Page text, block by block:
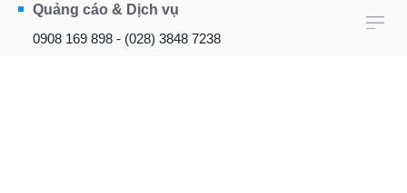
Quảng cáo & Dịch vụ
0908 169 898 - (028) 3848 7238